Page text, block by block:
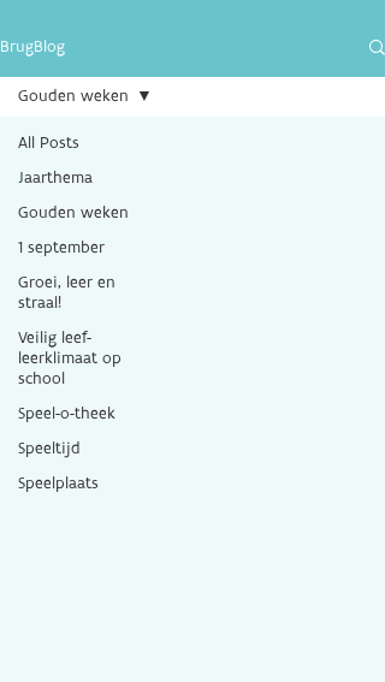
BrugBlog
All Posts
Jaarthema
Gouden weken
1 september
Groei, leer en
straal!
Veilig leef-
leerklimaat op
school
Speel-o-theek
Speeltijd
Speelplaats
Gouden weken